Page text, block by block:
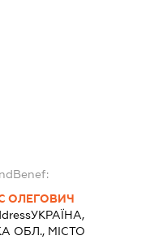
ОЛЕГОВИЧ
УКРАЇНА,
ОБЛ., МІСТО